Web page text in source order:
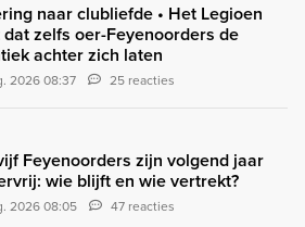
naar clubliefde • Het Legioen
zelfs oer-Feyenoorders de
achter zich laten
2026 08:37 25 reacties
Feyenoorders zijn volgend jaar
wie blijft en wie vertrekt?
2026 08:05 47 reacties